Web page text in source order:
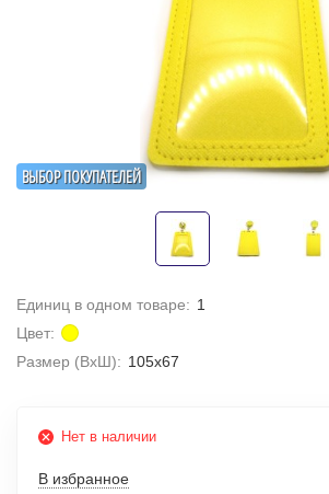
ВЫБОР ПОКУПАТЕЛЕЙ
Единиц в одном товаре: 1
Цвет:
Размер (ВхШ): 105х67
Нет в наличии
В избранное